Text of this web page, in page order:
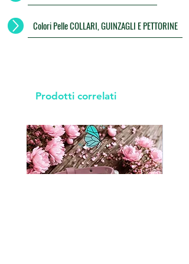
Colori Pelle COLLARI, GUINZAGLI E PETTORINE
Prodotti correlati